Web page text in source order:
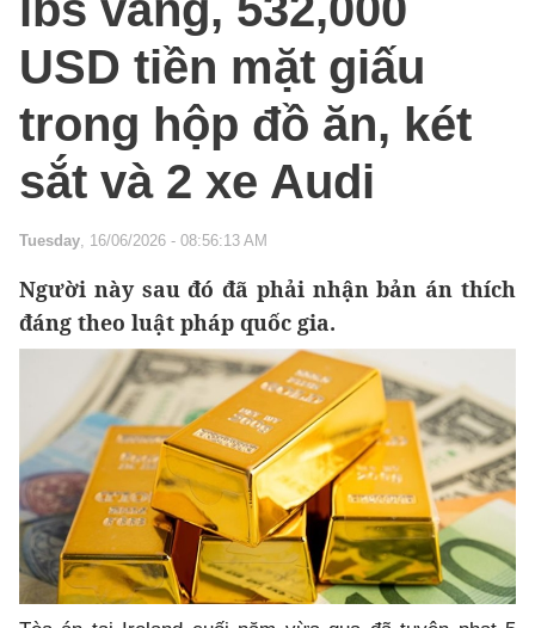
USD tiền mặt giấu
trong hộp đồ ăn, két
sắt và 2 xe Audi
Tuesday, 16/06/2026 - 08:56:13 AM
Người này sau đó đã phải nhận bản án thích
đáng theo luật pháp quốc gia.